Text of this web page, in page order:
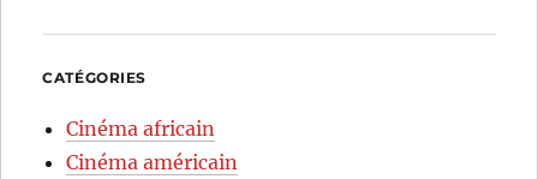
CATÉGORIES
Cinéma africain
Cinéma américain